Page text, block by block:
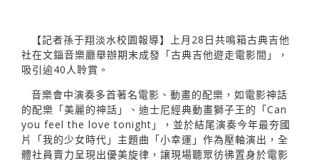
【記者孫于翔淡水校園報導】上月28日共鳴箱古典吉他
社在文錙音樂廳舉辦期末成發「古典吉他遊走電影間」，
吸引逾40人聆賞。
音樂會中演奏多首著名電影、動畫的配樂，如電影神話
的配樂「美麗的神話」、迪士尼經典動畫獅子王的「Can
you feel the love tonight」，並於結尾演奏今年最夯國
片「我的少女時代」主題曲「小幸運」作為壓軸演出，全
體社員賣力呈現出優美旋律，讓現場聽眾彷彿置身於電影